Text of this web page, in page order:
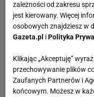
zależności od zakresu
jest kierowany. Więcej
osobowych znajdziesz w
Gazeta.pl iPolityka
Klikając „Akceptuję”
przechowywanie plików
Zaufanych Partnerów i
końcowym. Możesz w